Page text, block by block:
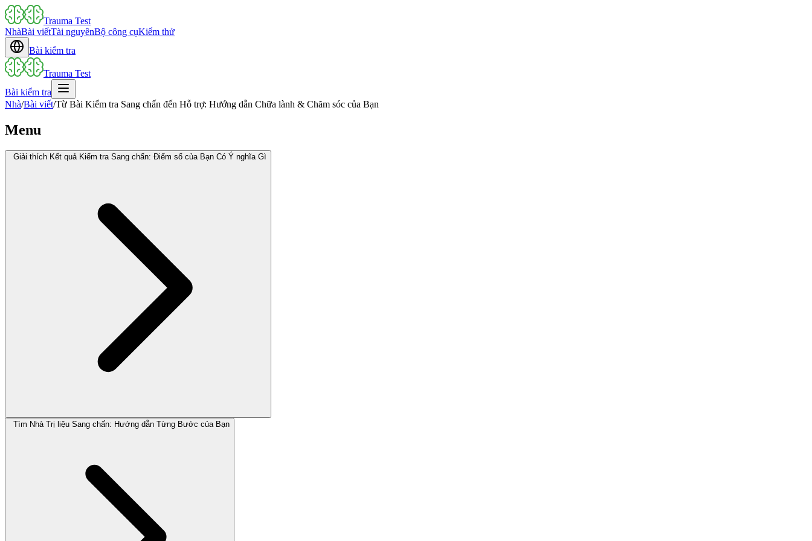
Trauma Test
NhàBài viếtTài nguyênBộ công cụKiểm thử
Bài kiểm tra
Trauma Test
Bài kiểm tra
Nhà/Bài viết/Từ Bài Kiểm tra Sang chấn đến Hỗ trợ: Hướng dẫn Chữa lành & Chăm sóc của Bạn
Menu
Giải thích Kết quả Kiểm tra Sang chấn: Điểm số của Bạn Có Ý nghĩa Gì
Tìm Nhà Trị liệu Sang chấn: Hướng dẫn Từng Bước của Bạn